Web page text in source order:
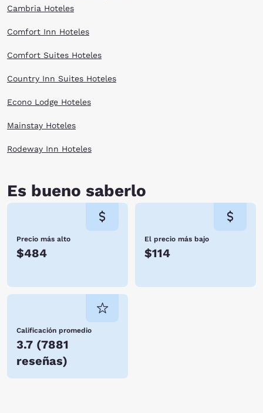
Cambria Hoteles
Comfort Inn Hoteles
Comfort Suites Hoteles
Country Inn Suites Hoteles
Econo Lodge Hoteles
Mainstay Hoteles
Rodeway Inn Hoteles
Es bueno saberlo
Precio más alto
$484
El precio más bajo
$114
Calificación promedio
3.7 (7881
reseñas)